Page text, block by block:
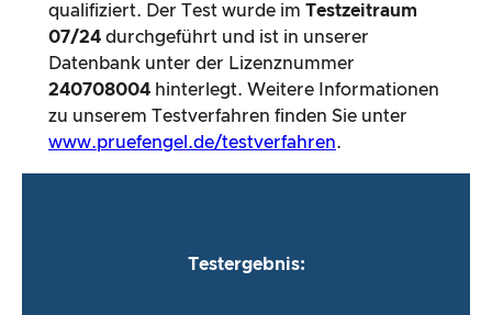
qualifiziert. Der Test wurde im Testzeitraum
07/24 durchgeführt und ist in unserer
Datenbank unter der Lizenznummer
240708004 hinterlegt. Weitere Informationen
zu unserem Testverfahren finden Sie unter
www.pruefengel.de/testverfahren.
Testergebnis: